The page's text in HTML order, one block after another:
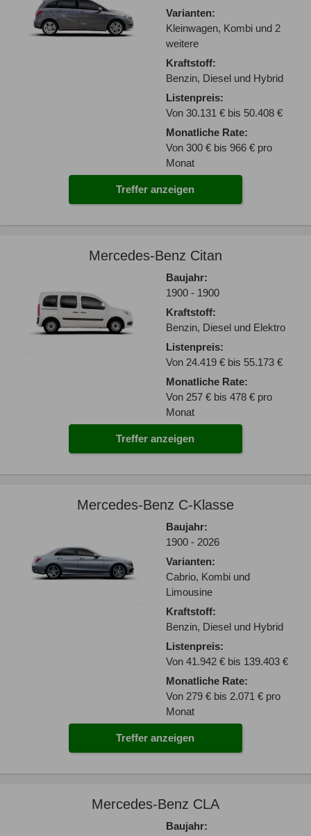
Varianten:
Kleinwagen, Kombi und 2
weitere
Kraftstoff:
Benzin, Diesel und Hybrid
Listenpreis:
Von 30.131 € bis 50.408 €
Monatliche Rate:
Von 300 € bis 966 € pro
Monat
Treffer anzeigen
Mercedes-Benz Citan
Baujahr:
1900 - 1900
Kraftstoff:
Benzin, Diesel und Elektro
Listenpreis:
Von 24.419 € bis 55.173 €
Monatliche Rate:
Von 257 € bis 478 € pro
Monat
Treffer anzeigen
Mercedes-Benz C-Klasse
Baujahr:
1900 - 2026
Varianten:
Cabrio, Kombi und
Limousine
Kraftstoff:
Benzin, Diesel und Hybrid
Listenpreis:
Von 41.942 € bis 139.403 €
Monatliche Rate:
Von 279 € bis 2.071 € pro
Monat
Treffer anzeigen
Mercedes-Benz CLA
Baujahr: